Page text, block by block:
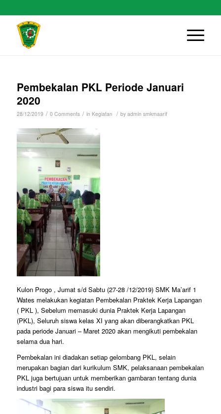
Pembekalan PKL Periode Januari
2020
28/12/2019 / 0 Comments / in Kegiatan / by admin smkmaarif
Kulon Progo , Jumat s/d Sabtu (27-28 /12/2019) SMK Ma’arif 1
Wates melakukan kegiatan Pembekalan Praktek Kerja Lapangan
( PKL ), Sebelum memasuki dunia Praktek Kerja Lapangan
(PKL), Seluruh siswa kelas XI yang akan diberangkatkan PKL
pada periode Januari – Maret 2020 akan mengikuti pembekalan
selama dua hari.
Pembekalan ini diadakan setiap gelombang PKL, selain
merupakan bagian dari kurikulum SMK, pelaksanaan pembekalan
PKL juga bertujuan untuk memberikan gambaran tentang dunia
industri bagi para siswa itu sendiri.